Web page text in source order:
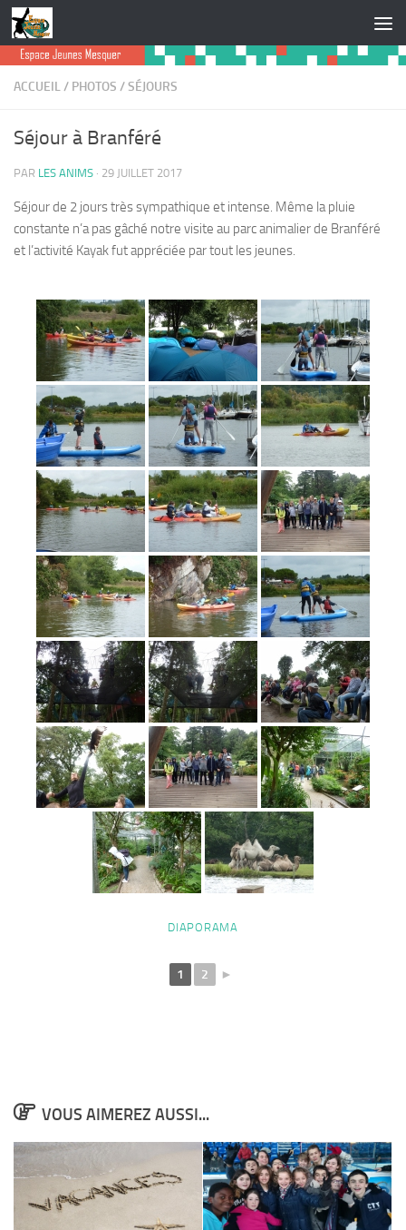
Skip to content
ACCUEIL/ PHOTOS /SÉJOURS
Séjour à Branféré
PAR LES ANIMS · 29 JUILLET 2017
Séjour de 2 jours très sympathique et intense. Même la pluie
constante n’a pas gâché notre visite au parc animalier de Branféré
et l’activité Kayak fut appréciée par tout les jeunes.
DIAPORAMA
1 2 ►
VOUS AIMEREZ AUSSI...